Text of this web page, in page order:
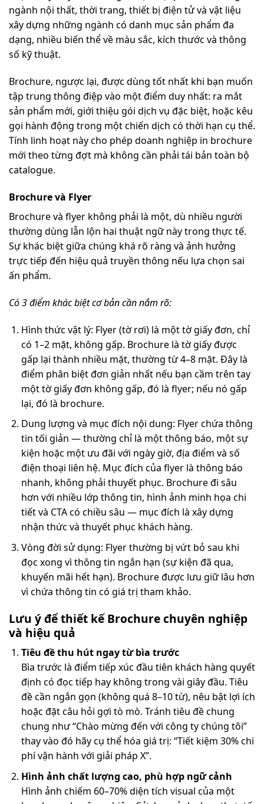
ngành nội thất, thời trang, thiết bị điện tử và vật liệu
xây dựng những ngành có danh mục sản phẩm đa
dạng, nhiều biến thể về màu sắc, kích thước và thông
số kỹ thuật.
Brochure, ngược lại, được dùng tốt nhất khi bạn muốn
tập trung thông điệp vào một điểm duy nhất: ra mắt
sản phẩm mới, giới thiệu gói dịch vụ đặc biệt, hoặc kêu
gọi hành động trong một chiến dịch có thời hạn cụ thể.
Tính linh hoạt này cho phép doanh nghiệp in brochure
mới theo từng đợt mà không cần phải tái bản toàn bộ
catalogue.
Brochure và Flyer
Brochure và flyer không phải là một, dù nhiều người
thường dùng lẫn lộn hai thuật ngữ này trong thực tế.
Sự khác biệt giữa chúng khá rõ ràng và ảnh hưởng
trực tiếp đến hiệu quả truyền thông nếu lựa chọn sai
ấn phẩm.
Có 3 điểm khác biệt cơ bản cần nắm rõ:
Hình thức vật lý: Flyer (tờ rơi) là một tờ giấy đơn, chỉ
có 1–2 mặt, không gấp. Brochure là tờ giấy được
gấp lại thành nhiều mặt, thường từ 4–8 mặt. Đây là
điểm phân biệt đơn giản nhất nếu bạn cầm trên tay
một tờ giấy đơn không gấp, đó là flyer; nếu nó gấp
lại, đó là brochure.
Dung lượng và mục đích nội dung: Flyer chứa thông
tin tối giản — thường chỉ là một thông báo, một sự
kiện hoặc một ưu đãi với ngày giờ, địa điểm và số
điện thoại liên hệ. Mục đích của flyer là thông báo
nhanh, không phải thuyết phục. Brochure đi sâu
hơn với nhiều lớp thông tin, hình ảnh minh họa chi
tiết và CTA có chiều sâu — mục đích là xây dựng
nhận thức và thuyết phục khách hàng.
Vòng đời sử dụng: Flyer thường bị vứt bỏ sau khi
đọc xong vì thông tin ngắn hạn (sự kiện đã qua,
khuyến mãi hết hạn). Brochure được lưu giữ lâu hơn
vì chứa thông tin có giá trị tham khảo.
Lưu ý để thiết kế Brochure chuyên nghiệp
và hiệu quả
Tiêu đề thu hút ngay từ bìa trước
Bìa trước là điểm tiếp xúc đầu tiên khách hàng quyết
định có đọc tiếp hay không trong vài giây đầu. Tiêu
đề cần ngắn gọn (không quá 8–10 từ), nêu bật lợi ích
hoặc đặt câu hỏi gợi tò mò. Tránh tiêu đề chung
chung như “Chào mừng đến với công ty chúng tôi”
thay vào đó hãy cụ thể hóa giá trị: “Tiết kiệm 30% chi
phí vận hành với giải pháp X”.
Hình ảnh chất lượng cao, phù hợp ngữ cảnh
Hình ảnh chiếm 60–70% diện tích visual của một